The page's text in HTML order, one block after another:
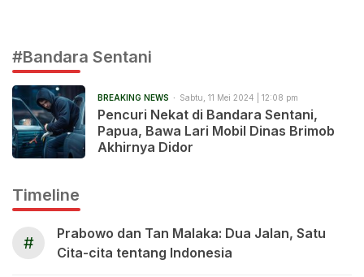
#Bandara Sentani
BREAKING NEWS Sabtu, 11 Mei 2024 | 12:08 pm
Pencuri Nekat di Bandara Sentani,
Papua, Bawa Lari Mobil Dinas Brimob
Akhirnya Didor
Timeline
#
Prabowo dan Tan Malaka: Dua Jalan, Satu
Cita-cita tentang Indonesia